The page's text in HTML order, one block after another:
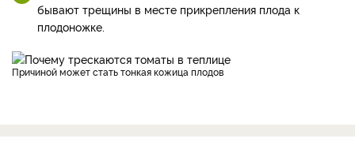
бывают трещины в месте прикрепления плода к
плодоножке.
Причиной может стать тонкая кожица плодов